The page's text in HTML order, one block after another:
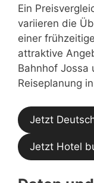
Ein
variieren die
einer
attraktive
Bahnhof
Reiseplanung
Jetzt
Jetzt Hotel